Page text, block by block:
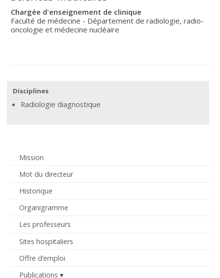
Mission
Mot du directeur
Historique
Organigramme
Les professeurs
Sites hospitaliers
Offre d’emploi
Publications
Chargée d'enseignement de clinique
Faculté de médecine - Département de radiologie, radio-
oncologie et médecine nucléaire
Disciplines
Radiologie diagnostique